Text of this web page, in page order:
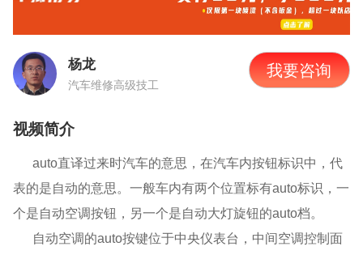
杨龙
汽车维修高级技工
我要咨询
视频简介
auto直译过来时汽车的意思，在汽车内按钮标识中，代
表的是自动的意思。一般车内有两个位置标有auto标识，一
个是自动空调按钮，另一个是自动大灯旋钮的auto档。
自动空调的auto按键位于中央仪表台，中间空调控制面